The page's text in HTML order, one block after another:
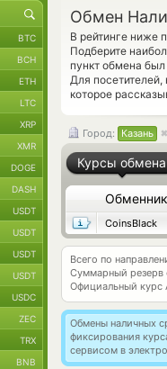
Обмен
В рейтинге ниже
Подберите
пункт обмена
Для
которое
Город: Казань
Курсы обмена
Обменник
CoinsBlack
Всего по
Суммарный резерв
Официальный курс
Обмены наличных
фиксирования
сервисом в
BTC
BCH
ETH
LTC
XRP
XMR
DOGE
DASH
USDT
USDT
USDT
USDT
USDC
ZEC
TRX
BNB